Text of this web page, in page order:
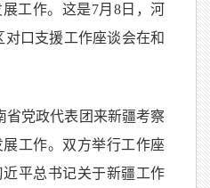
工作。这是7月8日，河
对口支援工作座谈会在和
省党政代表团来新疆考察
工作。双方举行工作座
平总书记关于新疆工作